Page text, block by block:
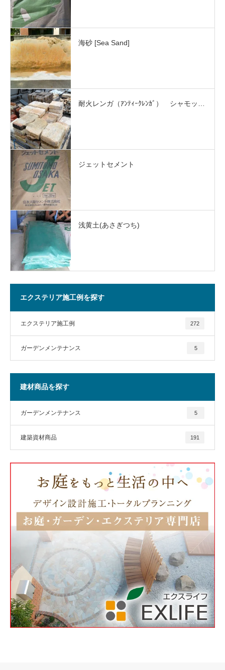
海砂 [Sea Sand]
耐火レンガ（ｱﾝﾃｨｰｸﾚﾝｶﾞ） シャモッ…
ジェットセメント
浅黄土(あさぎつち)
エクステリア施工例を探す
エクステリア施工例 272
ガーデンメンテナンス 5
建材商品を探す
ガーデンメンテナンス 5
建築資材商品 191